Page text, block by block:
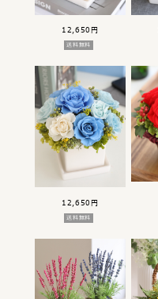
12,650円
送料無料
12,650円
送料無料